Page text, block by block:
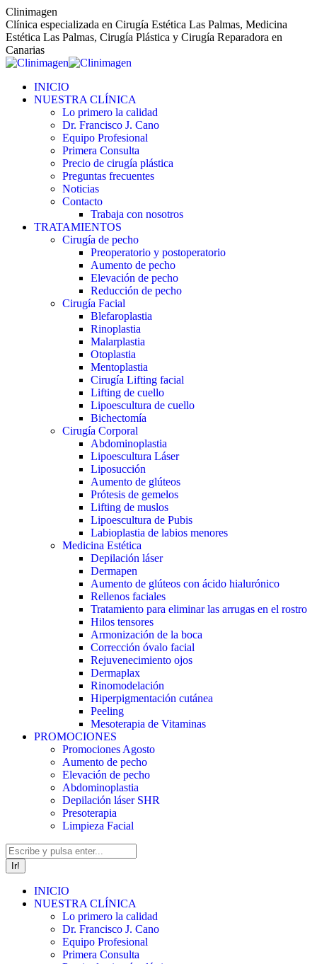
Saltar
al
contenido
Clinimagen
Clínica especializada en Cirugía Estética Las Palmas, Medicina
Estética Las Palmas, Cirugía Plástica y Cirugía Reparadora en
Canarias
INICIO
NUESTRA CLÍNICA
Lo primero la calidad
Dr. Francisco J. Cano
Equipo Profesional
Primera Consulta
Precio de cirugía plástica
Preguntas frecuentes
Noticias
Contacto
Trabaja con nosotros
TRATAMIENTOS
Cirugía de pecho
Preoperatorio y postoperatorio
Aumento de pecho
Elevación de pecho
Reducción de pecho
Cirugía Facial
Blefaroplastia
Rinoplastia
Malarplastia
Otoplastia
Mentoplastia
Cirugía Lifting facial
Lifting de cuello
Lipoescultura de cuello
Bichectomía
Cirugía Corporal
Abdominoplastia
Lipoescultura Láser
Liposucción
Aumento de glúteos
Prótesis de gemelos
Lifting de muslos
Lipoescultura de Pubis
Labioplastia de labios menores
Medicina Estética
Depilación láser
Dermapen
Aumento de glúteos con ácido hialurónico
Rellenos faciales
Tratamiento para eliminar las arrugas en el rostro
Hilos tensores
Armonización de la boca
Corrección óvalo facial
Rejuvenecimiento ojos
Dermaplax
Rinomodelación
Hiperpigmentación cutánea
Peeling
Mesoterapia de Vitaminas
PROMOCIONES
Promociones Agosto
Aumento de pecho
Elevación de pecho
Abdominoplastia
Depilación láser SHR
Presoterapia
Limpieza Facial
Buscar:
INICIO
NUESTRA CLÍNICA
Lo primero la calidad
Dr. Francisco J. Cano
Equipo Profesional
Primera Consulta